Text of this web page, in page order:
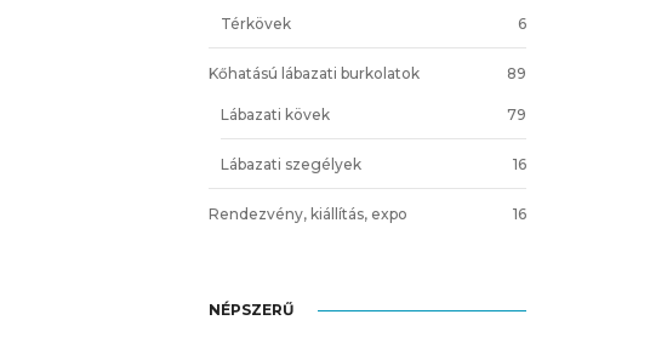
Térkövek 6
Kőhatású lábazati burkolatok 89
Lábazati kövek 79
Lábazati szegélyek 16
Rendezvény, kiállítás, expo 16
NÉPSZERŰ